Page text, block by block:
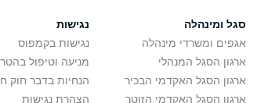
סגל ומינהלה
אגפים ומשרדי מינהלה
ארגון הסגל המנהלי
ארגון הסגל האקדמי הבכיר
ארגון הסגל האקדמי הזוטר
נגישות
נגישות בקמפוס
מניעה וטיפול
הנחיות בדבר חוק
הצהרת נגישות